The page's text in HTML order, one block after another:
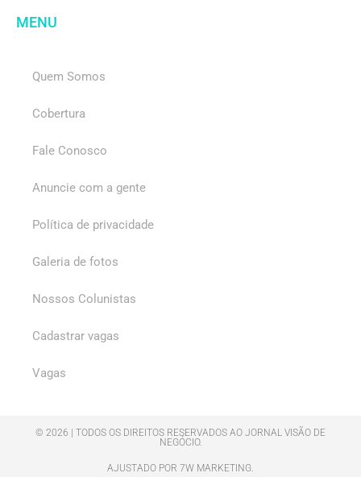
MENU
Quem Somos
Cobertura
Fale Conosco
Anuncie com a gente
Política de privacidade
Galeria de fotos
Nossos Colunistas
Cadastrar vagas
Vagas
© 2026 | TODOS OS DIREITOS RESERVADOS AO JORNAL VISÃO DE
NEGÓCIO.
AJUSTADO POR 7W MARKETING.